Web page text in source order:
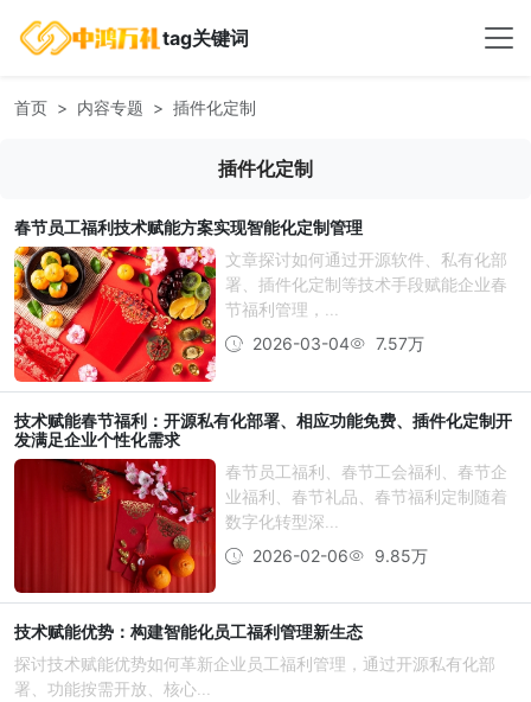
tag关键词
首页 内容专题 插件化定制
插件化定制
春节员工福利技术赋能方案实现智能化定制管理
文章探讨如何通过开源软件、私有化部
署、插件化定制等技术手段赋能企业春
节福利管理，...
2026-03-04
7.57万
技术赋能春节福利：开源私有化部署、相应功能免费、插件化定制开
发满足企业个性化需求
春节员工福利、春节工会福利、春节企
业福利、春节礼品、春节福利定制随着
数字化转型深...
2026-02-06
9.85万
技术赋能优势：构建智能化员工福利管理新生态
探讨技术赋能优势如何革新企业员工福利管理，通过开源私有化部
署、功能按需开放、核心...